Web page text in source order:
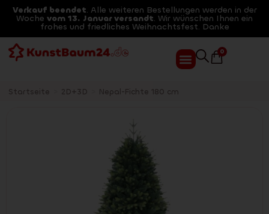
Verkauf beendet. Alle weiteren Bestellungen werden in der
Woche vom 13. Januar versandt. Wir wünschen Ihnen ein
frohes und friedliches Weihnachtsfest. Danke
0
Startseite 2D+3D Nepal-Fichte 180 cm